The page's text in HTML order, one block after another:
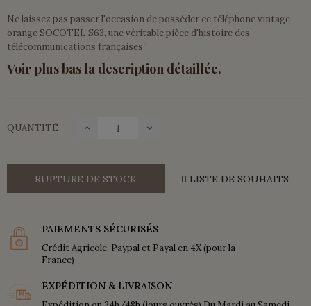
Ne laissez pas passer l'occasion de posséder ce téléphone vintage
orange SOCOTEL S63, une véritable pièce d'histoire des
télécommunications françaises !
Voir plus bas la description détaillée.
QUANTITÉ
RUPTURE DE STOCK LISTE DE SOUHAITS
PAIEMENTS SÉCURISÉS
Crédit Agricole, Paypal et Payal en 4X (pour la
France)
EXPÉDITION & LIVRAISON